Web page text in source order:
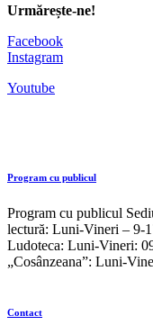
Urmărește-ne!
Facebook
Instagram
Youtube
Program cu publicul
Program cu publicul
lectură: Luni-Vineri – 9-
Ludoteca: Luni-Vineri:
„Cosânzeana”: Luni-
Contact